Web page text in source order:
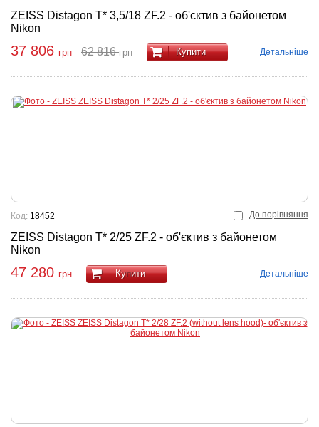
ZEISS Distagon T* 3,5/18 ZF.2 - об'єктив з байонетом
Nikon
37 806 грн 62 816грн Купити Детальніше
До порівняння
ZEISS Distagon T* 2/25 ZF.2 - об'єктив з байонетом
Nikon
Код: 18452
47 280 грн Купити Детальніше